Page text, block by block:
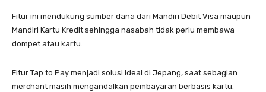
Fitur ini mendukung sumber dana dari Mandiri Debit Visa maupun
Mandiri Kartu Kredit sehingga nasabah tidak perlu membawa
dompet atau kartu.
Fitur Tap to Pay menjadi solusi ideal di Jepang, saat sebagian
merchant masih mengandalkan pembayaran berbasis kartu.